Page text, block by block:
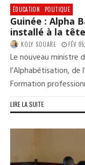
ÉDUCATION POLITIQUE
Guinée : Alpha
installé à la tête
KOLY SOUARE FÉV
Le nouveau ministre
l’Alphabétisation, de
Formation
LIRE LA SUITE